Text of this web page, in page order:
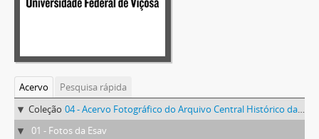
Acervo
Pesquisa rápida
Coleção 04 - Acervo Fotográfico do Arquivo Central Histórico da UFV
01 - Fotos da Esav